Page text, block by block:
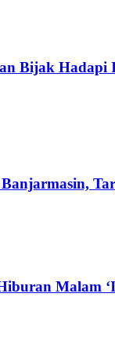
Bijak Hadapi
Malam